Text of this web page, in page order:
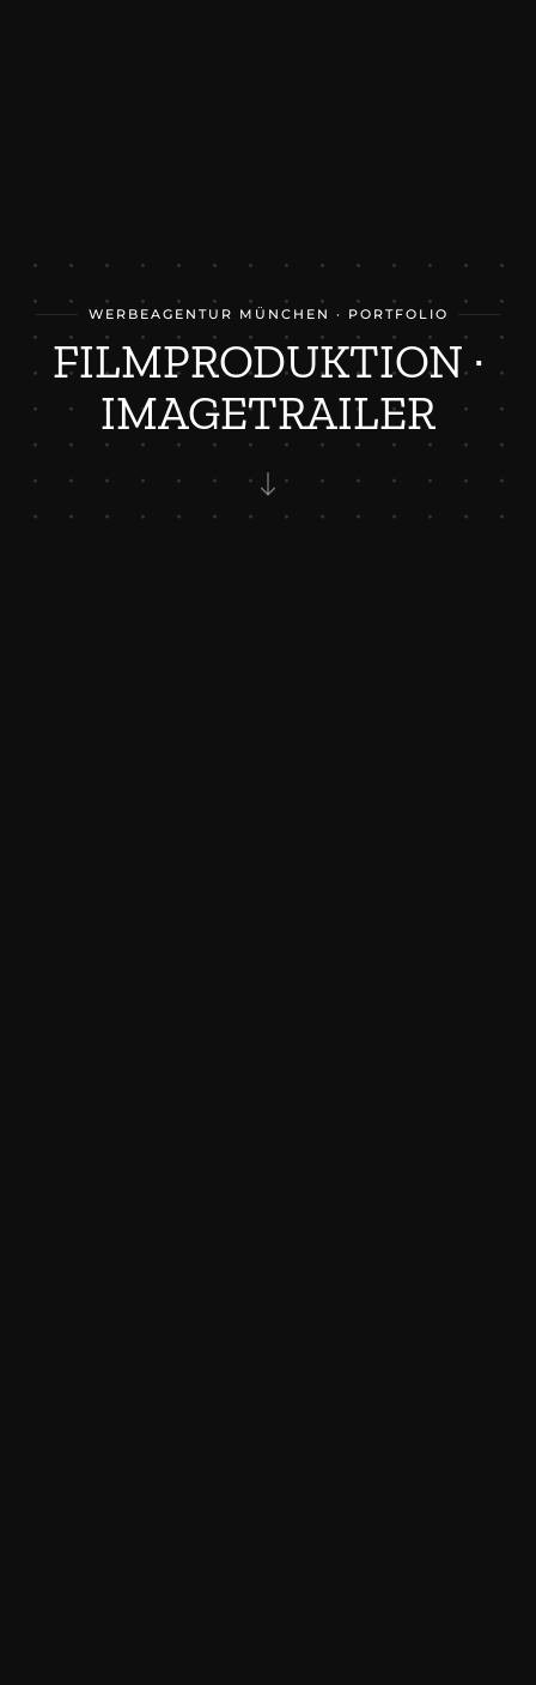
WERBEAGENTUR MÜNCHEN · PORTFOLIO
FILMPRODUKTION ·
IMAGETRAILER